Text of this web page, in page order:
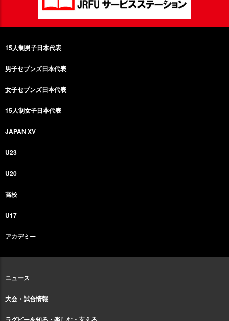
15人制男子日本代表
男子セブンズ日本代表
女子セブンズ日本代表
15人制女子日本代表
JAPAN XV
U23
U20
高校
U17
アカデミー
ニュース
大会・試合情報